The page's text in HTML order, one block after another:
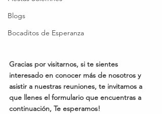
Blogs
Bocaditos de Esperanza
Gracias por visitarnos, si te sientes
interesado en conocer más de nosotros y
asistir a nuestras reuniones, te invitamos a
que llenes el formulario que encuentras a
continuación, Te esperamos!